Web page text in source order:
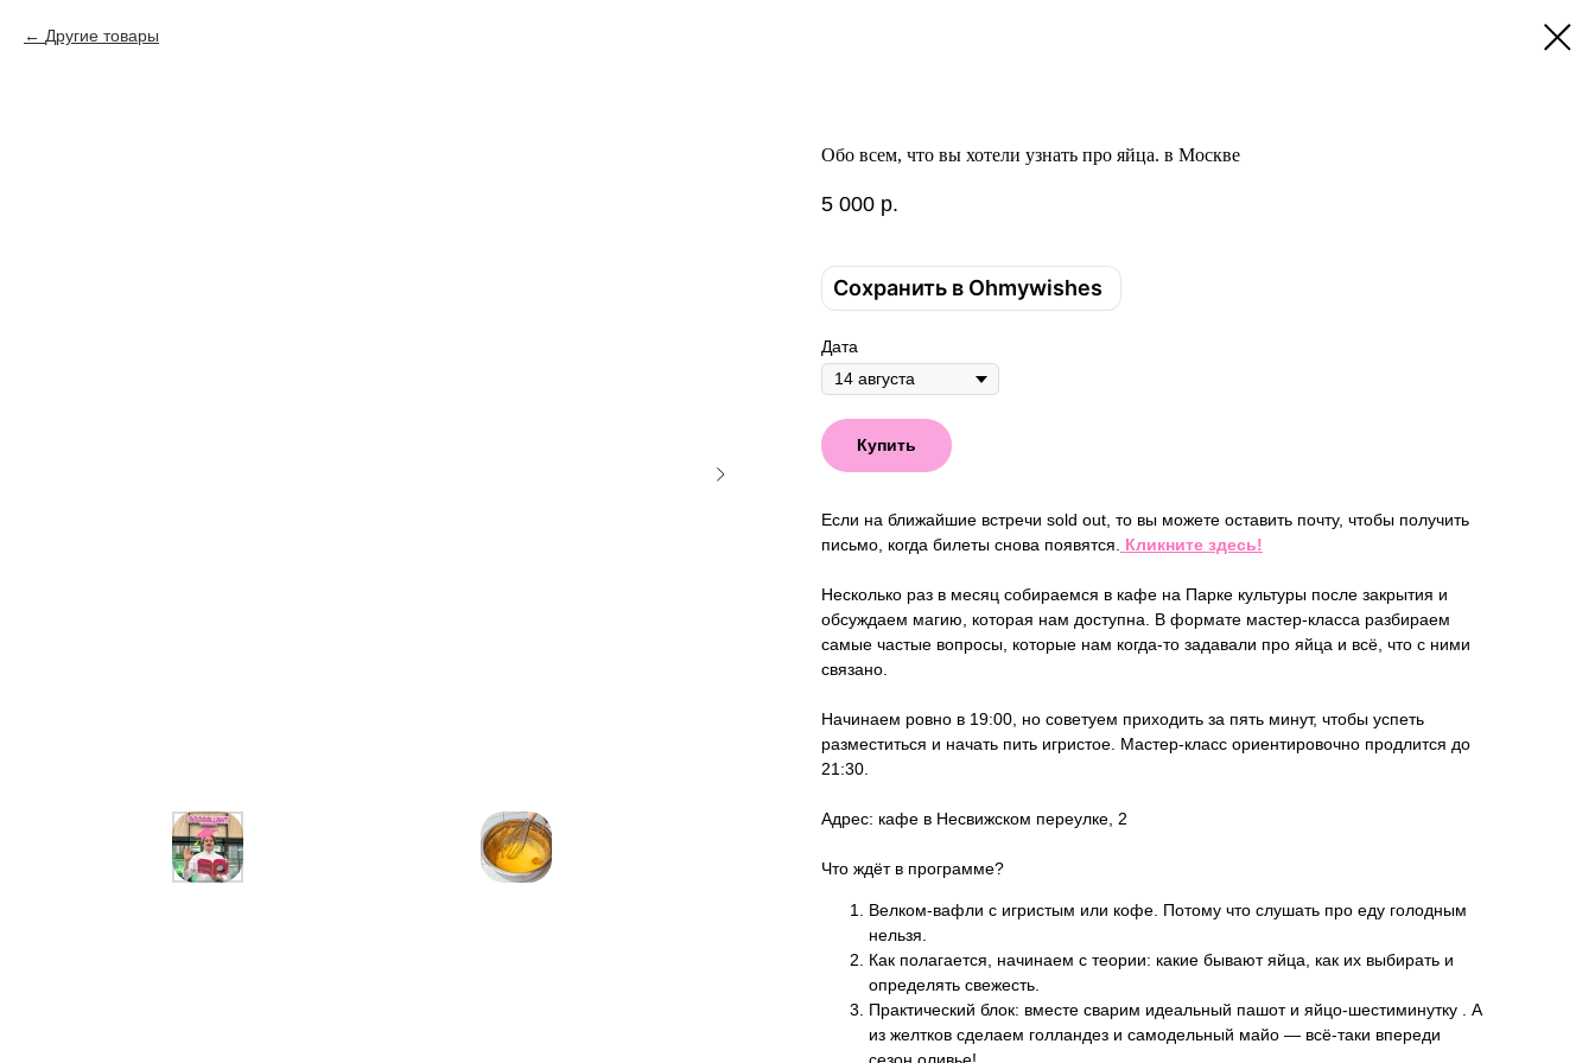
Другие товары
Обо всем, что вы хотели узнать про яйца. в Москве
5 000 р.
Сохранить в Ohmywishes
Дата
Купить
Если на ближайшие встречи sold out, то вы можете оставить почту, чтобы получить
письмо, когда билеты снова появятся.
Кликните здесь!
Несколько раз в месяц собираемся в кафе на Парке культуры после закрытия и
обсуждаем магию, которая нам доступна. В формате мастер-класса разбираем
самые частые вопросы, которые нам когда-то задавали про яйца и всё, что с ними
связано.
Начинаем ровно в 19:00, но советуем приходить за пять минут, чтобы успеть
разместиться и начать пить игристое. Мастер-класс ориентировочно продлится до
21:30.
Адрес: кафе в Несвижском переулке, 2
Что ждёт в программе?
Велком-вафли с игристым или кофе. Потому что слушать про еду голодным
нельзя.
Как полагается, начинаем с теории: какие бывают яйца, как их выбирать и
определять свежесть.
Практический блок: вместе сварим идеальный пашот и яйцо-шестиминутку . А
из желтков сделаем голландез и самодельный майо — всё-таки впереди
сезон оливье!